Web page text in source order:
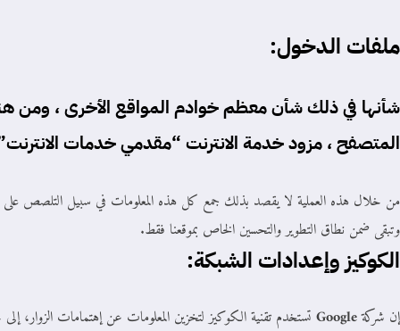
ملفات الدخول:
شأنها في ذلك شأن معظم خوادم المواقع الأخرى ، ومن
المتصفح ، مزود خدمة الانترنت “مقدمي خدمات
من خلال هذه العملية لا يقصد بذلك جمع كل هذه المعلومات في سبيل التلصص على
وتبقى ضمن نطاق التطوير والتحسين الخاص بموقعنا فقط.
الكوكيز وإعدادات الشبكة:
إن شركةGoogle تستخدم تقنية الكوكيز لتخزين المعلومات عن إهتمامات